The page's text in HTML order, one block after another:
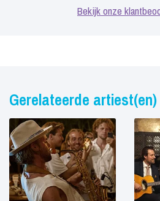
Bekijk onze
Gerelateerde artiest(en)